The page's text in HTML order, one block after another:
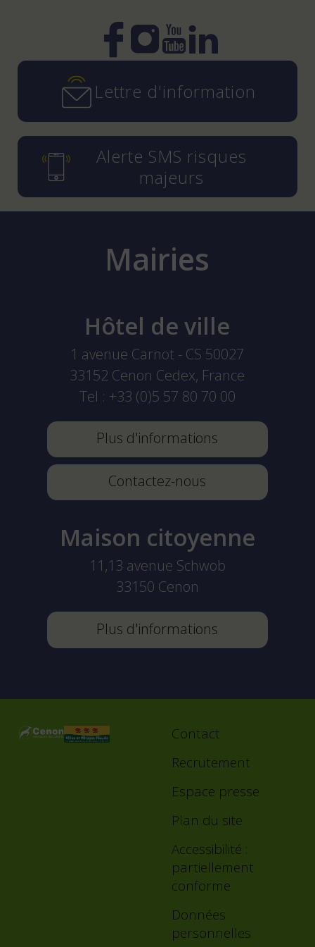
Instagram
YouTube
LinkedIn
Lettre d'information
Alerte SMS risques
majeurs
Mairies
Hôtel de ville
1 avenue Carnot - CS 50027
33152 Cenon Cedex, France
Tel : +33 (0)5 57 80 70 00
Plus d'informations
Contactez-nous
Maison citoyenne
11,13 avenue Schwob
33150 Cenon
Plus d'informations
Footer
Contact
Recrutement
Espace presse
Plan du site
Accessibilité :
partiellement
conforme
Données
personnelles